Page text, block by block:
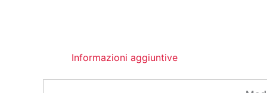
Informazioni aggiuntive